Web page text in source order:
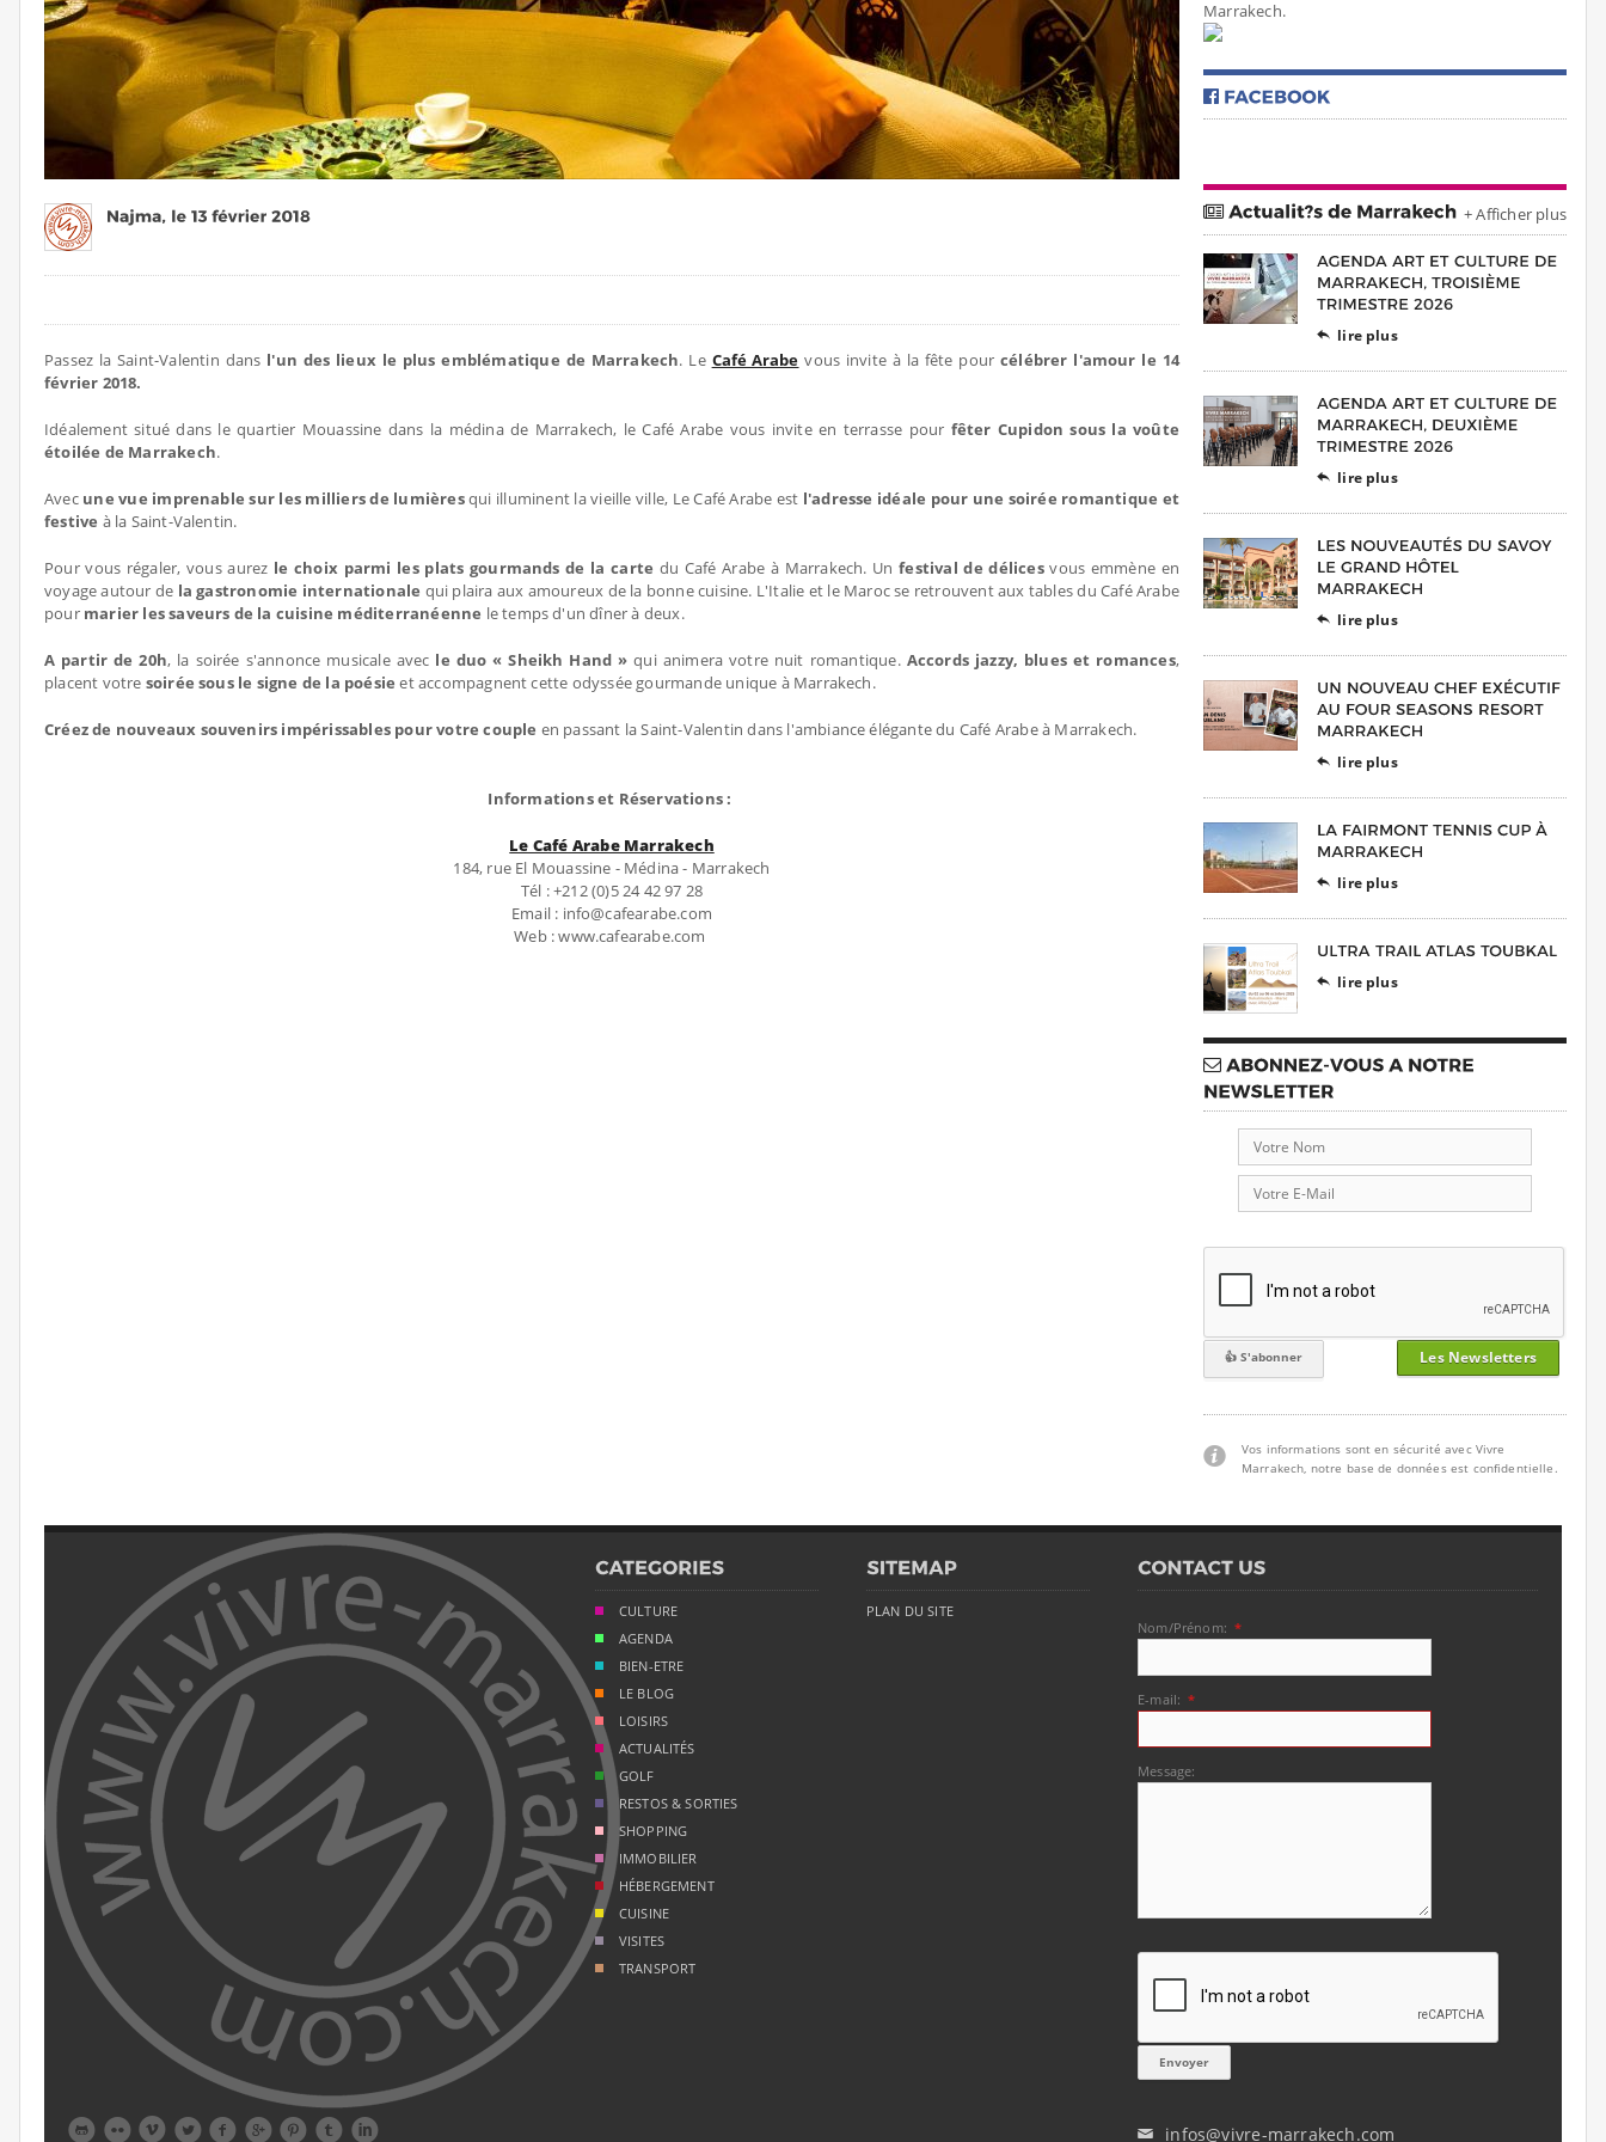
Passez la Saint-Valentin dans l'un des lieux le plus emblématique de Marrakech. Le Café Arabe vous invite à la fête pour célébrer l'amour le 14
février 2018.
Idéalement situé dans le quartier Mouassine dans la médina de Marrakech, le Café Arabe vous invite en terrasse pour fêter Cupidon sous la voûte
étoilée de Marrakech.
Avec une vue imprenable sur les milliers de lumièresqui illuminent la vieille ville, Le Café Arabe est l'adresse idéale pour une soirée romantique et
festive à la Saint-Valentin.
Pour vous régaler, vous aurez le choix parmi les plats gourmands de la carte du Café Arabe à Marrakech. Unfestival de délicesvous emmène en
voyage autour de la gastronomie internationale qui plaira aux amoureux de la bonne cuisine. L'Italie et le Maroc se retrouvent aux tables du Café Arabe
pourmarier les saveurs de la cuisine méditerranéenne le temps d'un dîner à deux.
A partir de 20h, la soirée s'annonce musicale avec le duo « Sheikh Hand » qui animera votre nuit romantique. Accords jazzy, blues et romances,
placent votre soirée sous le signe de la poésie et accompagnent cette odyssée gourmande unique à Marrakech.
Créez de nouveaux souvenirs impérissables pour votre couple en passant la Saint-Valentin dans l'ambiance élégante du Café Arabe à Marrakech.
Informations et Réservations :
Le Café Arabe Marrakech
184, rue El Mouassine - Médina - Marrakech
Tél : +212 (0)5 24 42 97 28
Email : info@cafearabe.com
Web : www.cafearabe.com
Marrakech.
+ Afficher plus
 lire plus
 lire plus
 lire plus
 lire plus
 lire plus
 lire plus
Les Newsletters
Vos informations sont en sécurité avec Vivre
Marrakech, notre base de données est confidentielle.
        
CULTURE
AGENDA
BIEN-ETRE
LE BLOG
LOISIRS
ACTUALITÉS
GOLF
RESTOS & SORTIES
SHOPPING
IMMOBILIER
HÉBERGEMENT
CUISINE
VISITES
TRANSPORT
PLAN DU SITE
Nom/Prénom: *
E-mail: *
Message:
✉ infos@vivre-marrakech.com